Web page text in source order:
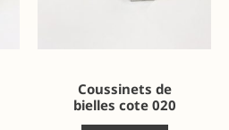
Coussinets de
bielles cote 020